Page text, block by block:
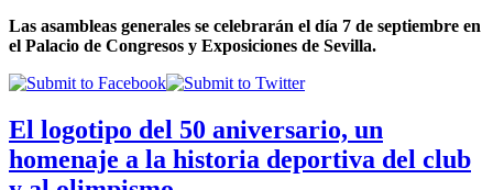
Las asambleas generales se celebrarán el día 7 de septiembre en
el Palacio de Congresos y Exposiciones de Sevilla.
El logotipo del 50 aniversario, un
homenaje a la historia deportiva del club